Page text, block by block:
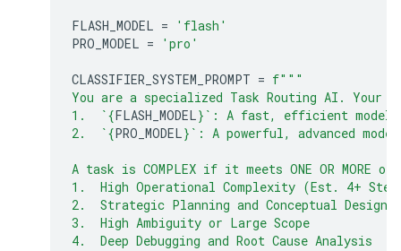
FLASH_MODEL =
'flash'
PRO_MODEL = 'pro'
CLASSIFIER_SYSTEM_PROMPT = f"""
You are a specialized Task Routing AI.
1.  `{FLASH_MODEL} `: A fast, efficient model
2.  `{PRO_MODEL} `: A powerful, advanced
A task is COMPLEX if it meets ONE OR
1.  High Operational Complexity (Est. 4+
2.  Strategic Planning and Conceptual Design
3.  High Ambiguity or Large Scope
4.  Deep Debugging and Root Cause Analysis